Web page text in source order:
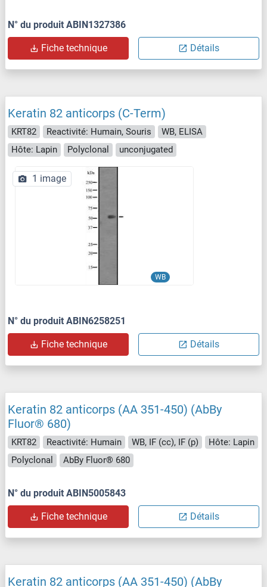
N° du produit ABIN1327386
Fiche technique Détails
Keratin 82 anticorps (C-Term)
KRT82 Reactivité: Humain, Souris
WB, ELISA
Hôte: Lapin
Polyclonal unconjugated
WB
1 image
N° du produit ABIN6258251
Fiche technique Détails
Keratin 82 anticorps (AA 351-450) (AbBy
Fluor® 680)
KRT82 Reactivité: Humain WB, IF (cc), IF (p)
Hôte: Lapin
Polyclonal
AbBy Fluor® 680
N° du produit ABIN5005843
Fiche technique Détails
Keratin 82 anticorps (AA 351-450) (AbBy